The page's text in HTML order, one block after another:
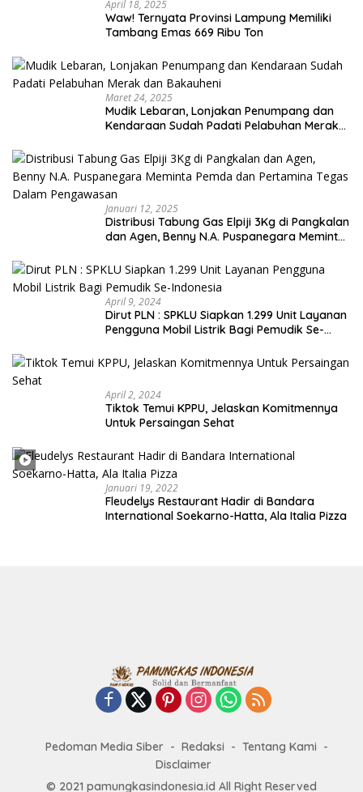
April 18, 2025
Waw! Ternyata Provinsi Lampung Memiliki
Tambang Emas 669 Ribu Ton
Maret 24, 2025
Mudik Lebaran, Lonjakan Penumpang dan
Kendaraan Sudah Padati Pelabuhan Merak
Januari 12, 2025
Distribusi Tabung Gas Elpiji 3Kg di Pangkalan
dan Agen, Benny N.A. Puspanegara Meminta
Pengawasan
April 9, 2024
Dirut PLN : SPKLU Siapkan 1.299 Unit Layanan
Pengguna Mobil Listrik Bagi Pemudik Se-
April 2, 2024
Tiktok Temui KPPU, Jelaskan Komitmennya
Untuk Persaingan Sehat
Januari 19, 2022
Fleudelys Restaurant Hadir di Bandara
International Soekarno-Hatta, Ala Italia Pizza
Pedoman Media Siber Redaksi
Tentang Kami
Disclaimer
© 2021 pamungkasindonesia.id All Right Reserved